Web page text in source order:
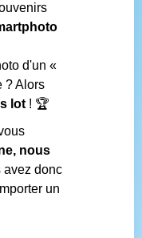
fans
d'un «
? Alors
lot ! 🏆
nous
avez donc
un